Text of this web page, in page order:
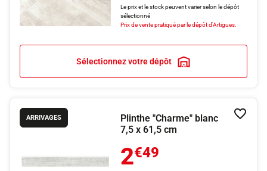
Le prix et le stock peuvent varier selon le dépôt
sélectionné
Prix de vente pratiqué par le dépôt d'Artigues.
Sélectionnez votre dépôt
ARRIVAGES
Plinthe "Charme" blanc
7,5 x 61,5 cm
2€49